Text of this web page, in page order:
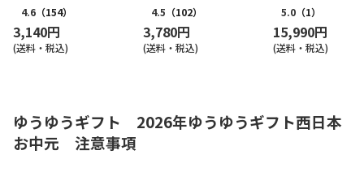
4.6 （154）
3,140円
(送料・税込)
4.5 （102）
3,780円
(送料・税込)
5.0 （1）
15,990円
(送料・税込)
ゆうゆうギフト 2026年ゆうゆうギフト西日本
お中元 注意事項